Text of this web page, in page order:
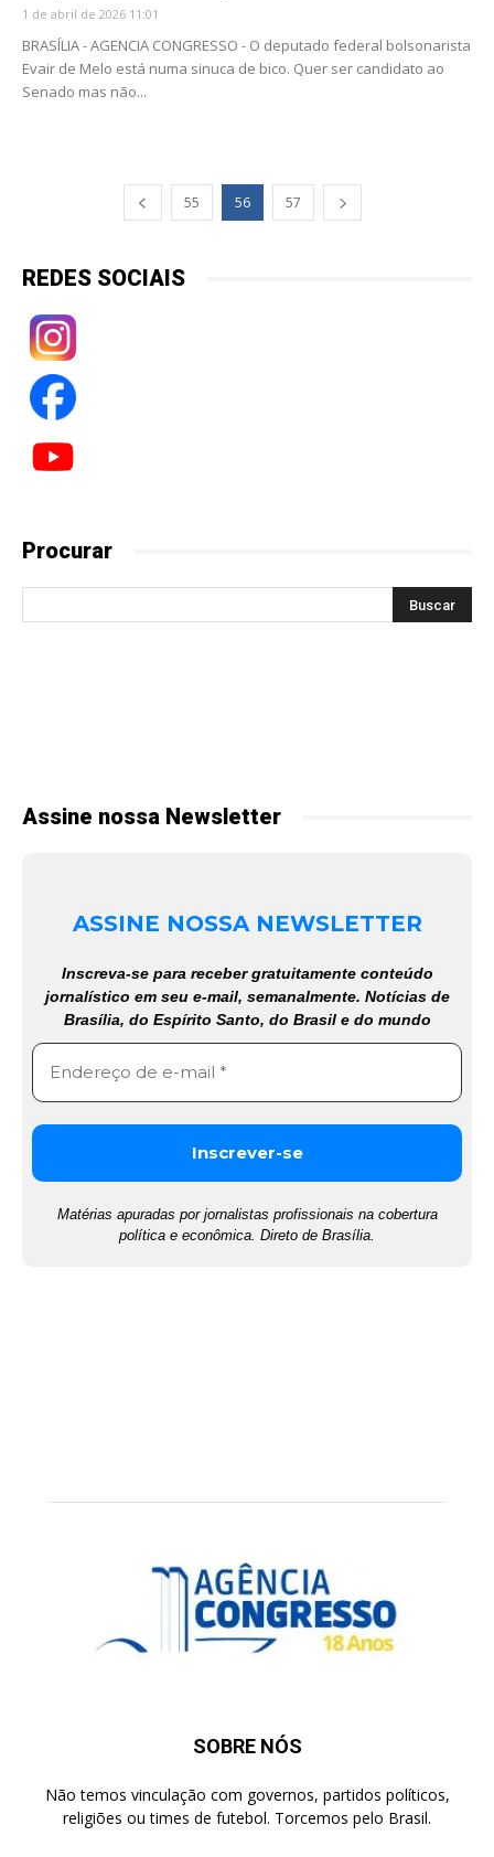
1 de abril de 2026 11:01
BRASÍLIA - AGENCIA CONGRESSO - O deputado federal bolsonarista
Evair de Melo está numa sinuca de bico. Quer ser candidato ao
Senado mas não...
55 56 57
REDES SOCIAIS
Procurar
Assine nossa Newsletter
ASSINE NOSSA NEWSLETTER
Inscreva-se para receber gratuitamente conteúdo
jornalístico em seu e-mail, semanalmente. Notícias de
Brasília, do Espírito Santo, do Brasil e do mundo
Matérias apuradas por jornalistas profissionais na cobertura
política e econômica. Direto de Brasília.
SOBRE NÓS
Não temos vinculação com governos, partidos políticos,
religiões ou times de futebol. Torcemos pelo Brasil.